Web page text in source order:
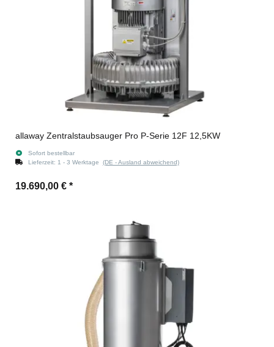
allaway Zentralstaubsauger Pro P-Serie 12F 12,5KW
Sofort bestellbar
Lieferzeit: 1 - 3 Werktage (DE - Ausland abweichend)
19.690,00 € *